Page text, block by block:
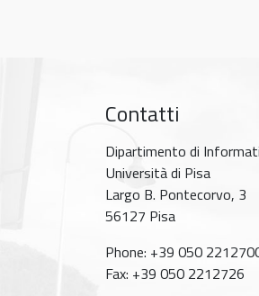
Contatti
Dipartimento di
Università di Pisa
Largo B. Pontecorvo, 3
56127 Pisa
Phone: +39 050
Fax: +39 050 2212726